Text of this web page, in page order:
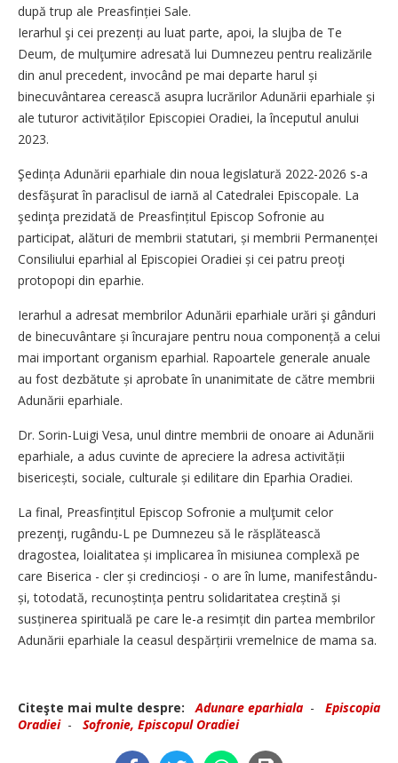
după trup ale Prea­sfin­ției Sale.
Ierarhul şi cei prezenți au luat parte, apoi, la slujba de Te
Deum, de mulţumire adresată lui Dumnezeu pentru realizările
din anul precedent, invocând pe mai departe harul și
binecuvântarea cerească asupra lucrărilor Adunării eparhiale și
ale tuturor activităților Episcopiei Oradiei, la începutul anului
2023.
Şedința Adunării eparhiale din noua legislatură 2022-2026 s-a
desfăşurat în paraclisul de iarnă al Catedralei Episcopale. La
şedinţa prezidată de Preasfințitul Episcop Sofronie au
participat, alături de membrii statutari, și membrii Permanenței
Consiliului eparhial al Episcopiei Oradiei și cei patru preoţi
protopopi din eparhie.
Ierarhul a adresat membrilor Adunării eparhiale urări şi gânduri
de binecuvântare și încurajare pentru noua componență a celui
mai important organism eparhial. Rapoartele generale anuale
au fost dezbătute și aprobate în unanimitate de către membrii
Adunării eparhiale.
Dr. Sorin-Luigi Vesa, unul dintre membrii de onoare ai Adunării
eparhiale, a adus cuvinte de apreciere la adresa activității
biseri­cești, sociale, culturale și edilitare din Eparhia Oradiei.
La final, Preasfințitul Episcop Sofronie a mulţumit celor
prezenţi, rugându-L pe Dumnezeu să le răsplătească
dragostea, loialitatea și implicarea în misiunea complexă pe
care Biserica - cler și credincioși - o are în lume, manifestându-
și, totodată, recu­noș­tința pentru solidaritatea creș­tină și
susținerea spirituală pe care le-a resimțit din partea membrilor
Adunării eparhiale la ceasul despărțirii vremelnice de mama sa.
Citeşte mai multe despre: Adunare eparhiala - Episcopia
Oradiei- Sofronie, Episcopul Oradiei